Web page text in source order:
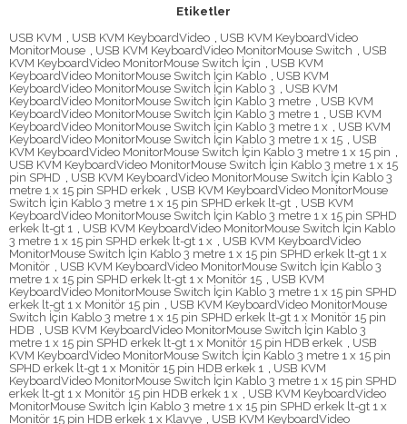
Etiketler
USB KVM , USB KVM KeyboardVideo , USB KVM KeyboardVideo
MonitorMouse , USB KVM KeyboardVideo MonitorMouse Switch , USB
KVM KeyboardVideo MonitorMouse Switch İçin , USB KVM
KeyboardVideo MonitorMouse Switch İçin Kablo , USB KVM
KeyboardVideo MonitorMouse Switch İçin Kablo 3 , USB KVM
KeyboardVideo MonitorMouse Switch İçin Kablo 3 metre , USB KVM
KeyboardVideo MonitorMouse Switch İçin Kablo 3 metre 1 , USB KVM
KeyboardVideo MonitorMouse Switch İçin Kablo 3 metre 1 x , USB KVM
KeyboardVideo MonitorMouse Switch İçin Kablo 3 metre 1 x 15 , USB
KVM KeyboardVideo MonitorMouse Switch İçin Kablo 3 metre 1 x 15 pin ,
USB KVM KeyboardVideo MonitorMouse Switch İçin Kablo 3 metre 1 x 15
pin SPHD , USB KVM KeyboardVideo MonitorMouse Switch İçin Kablo 3
metre 1 x 15 pin SPHD erkek , USB KVM KeyboardVideo MonitorMouse
Switch İçin Kablo 3 metre 1 x 15 pin SPHD erkek lt-gt , USB KVM
KeyboardVideo MonitorMouse Switch İçin Kablo 3 metre 1 x 15 pin SPHD
erkek lt-gt 1 , USB KVM KeyboardVideo MonitorMouse Switch İçin Kablo
3 metre 1 x 15 pin SPHD erkek lt-gt 1 x , USB KVM KeyboardVideo
MonitorMouse Switch İçin Kablo 3 metre 1 x 15 pin SPHD erkek lt-gt 1 x
Monitör , USB KVM KeyboardVideo MonitorMouse Switch İçin Kablo 3
metre 1 x 15 pin SPHD erkek lt-gt 1 x Monitör 15 , USB KVM
KeyboardVideo MonitorMouse Switch İçin Kablo 3 metre 1 x 15 pin SPHD
erkek lt-gt 1 x Monitör 15 pin , USB KVM KeyboardVideo MonitorMouse
Switch İçin Kablo 3 metre 1 x 15 pin SPHD erkek lt-gt 1 x Monitör 15 pin
HDB , USB KVM KeyboardVideo MonitorMouse Switch İçin Kablo 3
metre 1 x 15 pin SPHD erkek lt-gt 1 x Monitör 15 pin HDB erkek , USB
KVM KeyboardVideo MonitorMouse Switch İçin Kablo 3 metre 1 x 15 pin
SPHD erkek lt-gt 1 x Monitör 15 pin HDB erkek 1 , USB KVM
KeyboardVideo MonitorMouse Switch İçin Kablo 3 metre 1 x 15 pin SPHD
erkek lt-gt 1 x Monitör 15 pin HDB erkek 1 x , USB KVM KeyboardVideo
MonitorMouse Switch İçin Kablo 3 metre 1 x 15 pin SPHD erkek lt-gt 1 x
Monitör 15 pin HDB erkek 1 x Klavye , USB KVM KeyboardVideo